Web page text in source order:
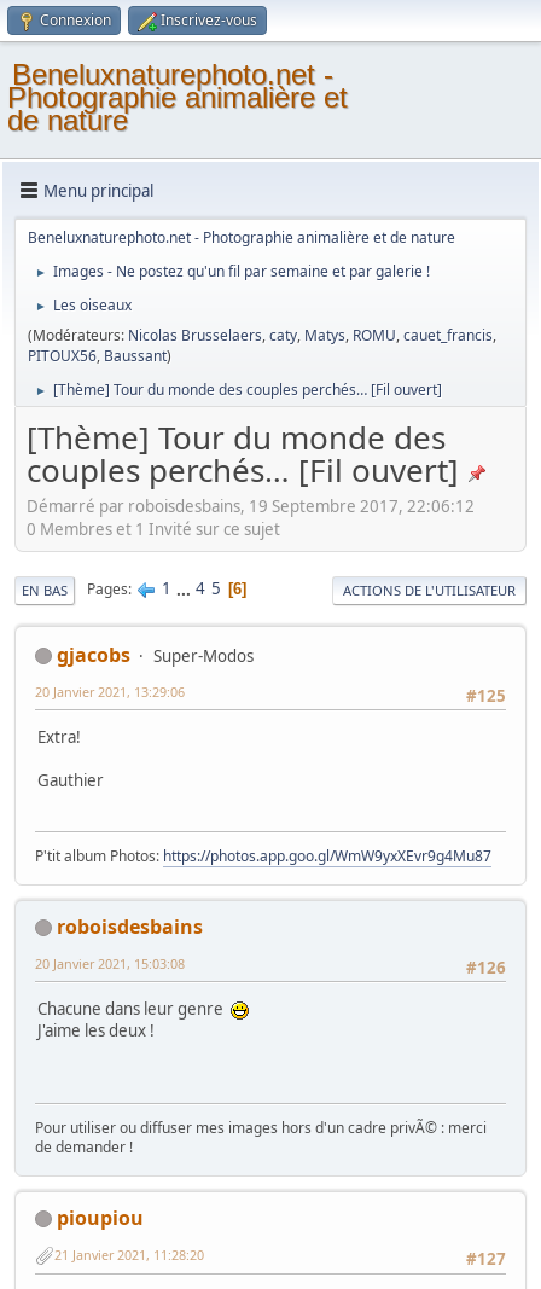
Connexion Inscrivez-vous
Beneluxnaturephoto.net -
Photographie animalière et
de nature
Menu principal
Beneluxnaturephoto.net - Photographie animalière et de nature
► Images - Ne postez qu'un fil par semaine et par galerie !
►
Les oiseaux
(Modérateurs: Nicolas Brusselaers,caty, Matys, ROMU,cauet_francis,
PITOUX56, Baussant)
► [Thème] Tour du monde des couples perchés… [Fil ouvert]
[Thème] Tour du monde des
couples perchés… [Fil ouvert]
Démarré par roboisdesbains, 19 Septembre 2017, 22:06:12
0 Membres et 1 Invité sur ce sujet
EN BAS Pages 1 ... 4 5 6 ACTIONS DE L'UTILISATEUR
gjacobs
Super-Modos
#125
20 Janvier 2021, 13:29:06
Extra!
Gauthier
P'tit album Photos: https://photos.app.goo.gl/WmW9yxXEvr9g4Mu87
roboisdesbains
#126
20 Janvier 2021, 15:03:08
Chacune dans leur genre
J'aime les deux !
Pour utiliser ou diffuser mes images hors d'un cadre privÃ© : merci
de demander !
pioupiou
#127
21 Janvier 2021, 11:28:20